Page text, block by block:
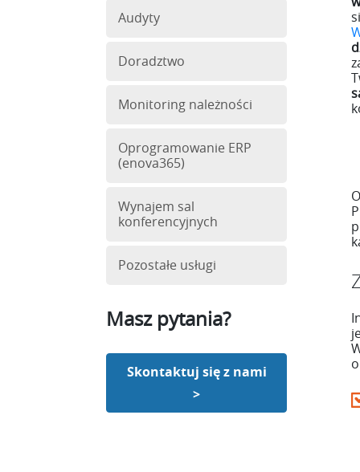
Audyty
Doradztwo
Monitoring należności
Oprogramowanie ERP
(enova365)
Wynajem sal
konferencyjnych
Pozostałe usługi
Masz pytania?
Skontaktuj się z nami
>